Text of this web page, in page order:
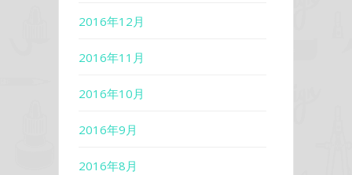
2016年12月
2016年11月
2016年10月
2016年9月
2016年8月